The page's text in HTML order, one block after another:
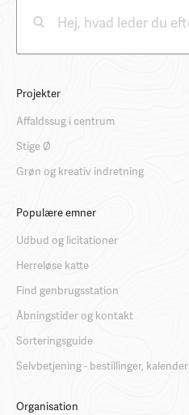
Projekter
Affaldssug i centrum
Stige Ø
Grøn og kreativ indretning
Populære emner
Udbud og licitationer
Herreløse katte
Find genbrugsstation
Åbningstider og kontakt
Sorteringsguide
Selvbetjening - bestillinger, kalender
Organisation